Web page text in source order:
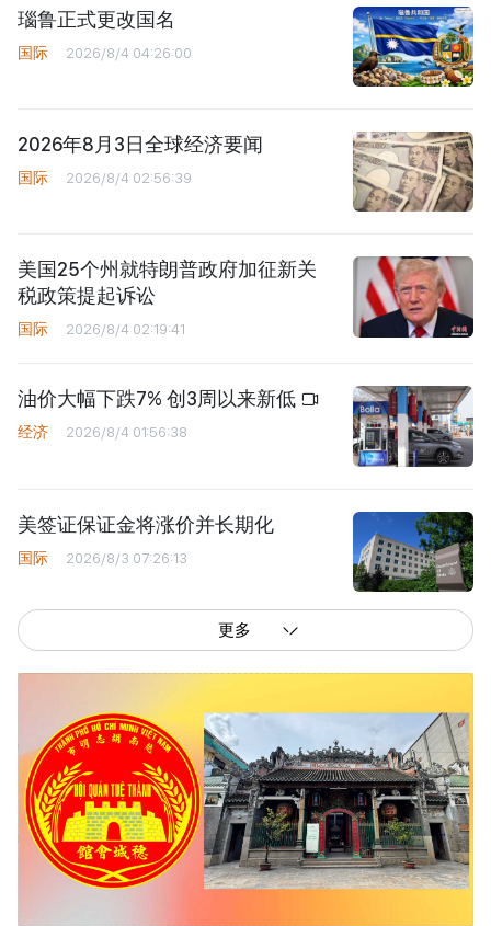
瑙鲁正式更改国名
国际 2026/8/4 04:26:00
2026年8月3日全球经济要闻
国际 2026/8/4 02:56:39
美国25个州就特朗普政府加征新关
税政策提起诉讼
国际 2026/8/4 02:19:41
油价大幅下跌7% 创3周以来新低
经济 2026/8/4 01:56:38
美签证保证金将涨价并长期化
国际 2026/8/3 07:26:13
更多
西贡解放报网版权所有
由越南新闻与传播部所属报刊局于2023年09月06日 签发第26/GP-CBC号许可